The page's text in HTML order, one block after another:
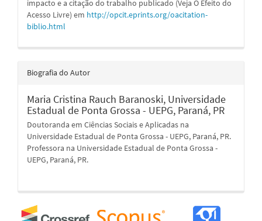
impacto e a citação do trabalho publicado (Veja O Efeito do
Acesso Livre) em http://opcit.eprints.org/oacitation-
biblio.html
Biografia do Autor
Maria Cristina Rauch Baranoski, Universidade
Estadual de Ponta Grossa - UEPG, Paraná, PR
Doutoranda em Ciências Sociais e Aplicadas na
Universidade Estadual de Ponta Grossa - UEPG, Paraná, PR.
Professora na Universidade Estadual de Ponta Grossa -
UEPG, Paraná, PR.